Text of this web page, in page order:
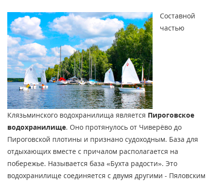
Составной
частью
Клязьминского водохранилища является Пироговское
водохранилище. Оно протянулось от Чиверёво до
Пироговской плотины и признано судоходным. База для
отдыхающих вместе с причалом располагается на
побережье. Называется база «Бухта радости». Это
водохранилище соединяется с двумя другими - Пяловским